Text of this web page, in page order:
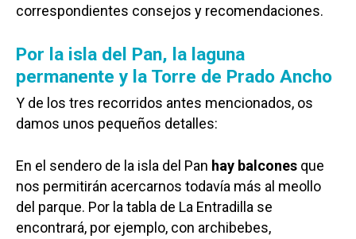
correspondientes consejos y recomendaciones.
Por la isla del Pan, la laguna
permanente y la Torre de Prado Ancho
Y de los tres recorridos antes mencionados, os
damos unos pequeños detalles:
En el sendero de la isla del Pan hay balcones que
nos permitirán acercarnos todavía más al meollo
del parque. Por la tabla de La Entradilla se
encontrará, por ejemplo, con archibebes,